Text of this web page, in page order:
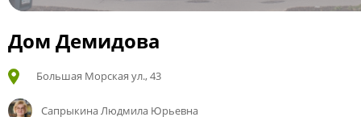
Дом Демидова
Большая Морская ул., 43
Сапрыкина Людмила Юрьевна